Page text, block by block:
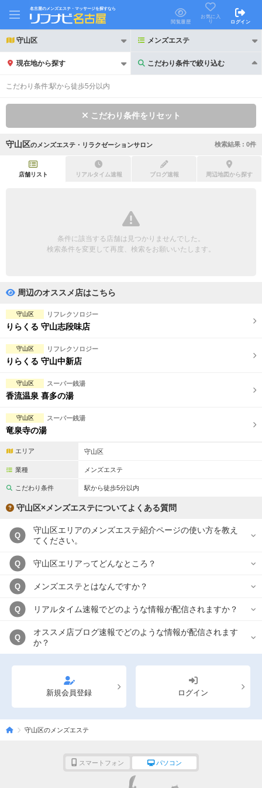
名古屋のメンズエステ・マッサージを探すなら
閲覧履歴
お気に入
り
ログイン
守山区 メンズエステ
現在地から探す こだわり条件で絞り込む
こだわり条件で絞り込む
初回割引あり リピーター割引あり
団体様歓迎
ペアルームあり
フットバスあり
日本人スタッフのみ
スタッフ指名可
こだわり条件:駅から徒歩5分以内
こだわり条件をリセット
守山区の メンズエステ・リラクゼーションサロン 検索結果 : 0件
店舗リスト リアルタイム速報 ブログ速報 周辺地図から探す
条件に該当する店舗は見つかりませんでした。
検索条件を変更して再度、検索をお願いいたします。
周辺のオススメ店はこちら
守山区 リフレクソロジー
りらくる 守山志段味店
守山区 リフレクソロジー
りらくる 守山中新店
守山区 スーパー銭湯
香流温泉 喜多の湯
守山区 スーパー銭湯
竜泉寺の湯
エリア 守山区
業種 メンズエステ
こだわり条件 駅から徒歩5分以内
守山区×メンズエステについてよくある質問
Q
守山区エリアのメンズエステ紹介ページの使い方を教え
てください。
Q 守山区エリアってどんなところ？
Q メンズエステとはなんですか？
Q リアルタイム速報でどのような情報が配信されますか？
Q
オススメ店ブログ速報でどのような情報が配信されます
か？
新規会員登録 ログイン
守山区のメンズエステ
スマートフォン パソコン